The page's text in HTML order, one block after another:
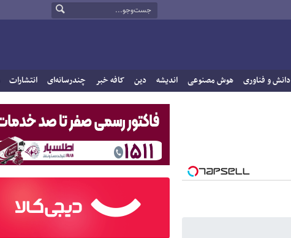
دانش و فناوری هوش مصنوعی اندیشه دین کافه خبر چندرسانه‌ای انتشارات